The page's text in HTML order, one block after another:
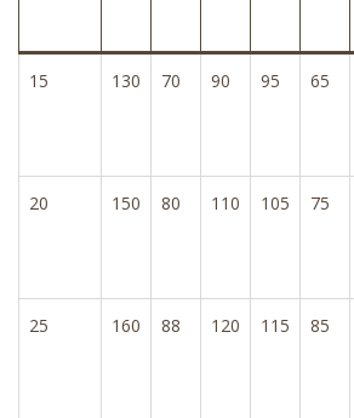
15 130 70 90 95 65
20 150 80 110 105 75
25 160 88 120 115 85